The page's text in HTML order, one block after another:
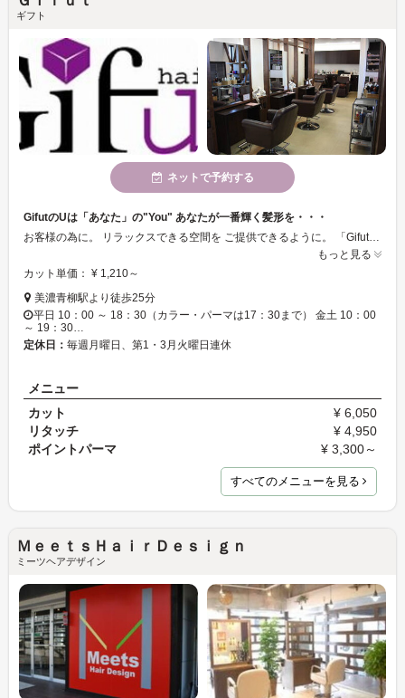
ギフト
ネットで予約する
GifutのUは「あなた」の"You" あなたが一番輝く髪形を・・・
お客様の為に。 リラックスできる空間を ご提供できるように。 「Gifut」はそんな想いのつまったサロンです。 お客様がご自宅でもよりやりやすく、まとまりやすいヘアスタイルを提供できるよう、カット・パーマ・カラー全てにおいて1人1人の骨格・髪質を判断して施術させていただきます。
もっと見る
カット単価： ¥ 1,210～
美濃青柳駅より徒歩25分
平日 10：00 ～ 18：30（カラー・パーマは17：30まで） 金土 10：00
～ 19：30…
定休日： 毎週月曜日、第1・3月火曜日連休
メニュー
カット
¥ 6,050
リタッチ
¥ 4,950
ポイントパーマ
¥ 3,300～
すべてのメニューを見る
ＭｅｅｔｓＨａｉｒＤｅｓｉｇｎ
ミーツヘアデザイン